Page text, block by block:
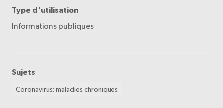
Type d'utilisation
Informations publiques
Sujets
Coronavirus: maladies chroniques